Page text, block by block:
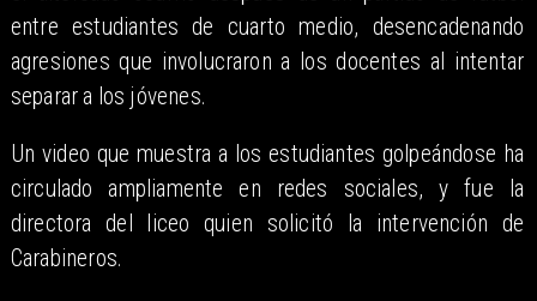
entre estudiantes de cuarto medio, desencadenando
agresiones que involucraron a los docentes al intentar
separar a los jóvenes.
Un video que muestra a los estudiantes golpeándose ha
circulado ampliamente en redes sociales, y fue la
directora del liceo quien solicitó la intervención de
Carabineros.